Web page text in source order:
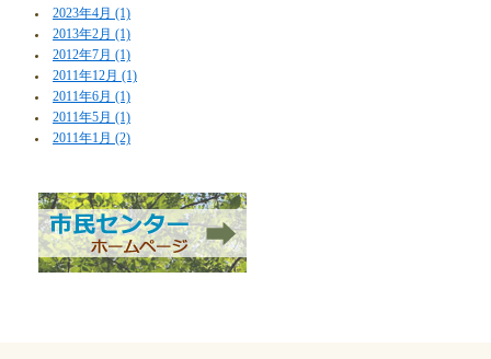
2023年4月 (1)
2013年2月 (1)
2012年7月 (1)
2011年12月 (1)
2011年6月 (1)
2011年5月 (1)
2011年1月 (2)